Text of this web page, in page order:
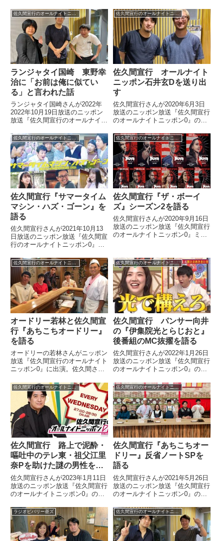
槙尾さんについて話していまし
た。
れに付随して発生するテレビ局の
番組枠の空きについて話していま
した。（佐久間宣行）東京オリン
ピックが延期になりまして...
佐久間宣行のオールナイトニッポン0
ランジャタイ国崎 東野幸
治に「お前は俺に似てい
る」と言われた話
ランジャタイ国崎さんが2022年
2022年10月19日放送のニッポン
放送『佐久間宣行のオールナイト
から「お前は俺に似ている」と言
われた話を紹介していました。
佐久間宣行のオールナイトニッポン0
佐久間宣行 オールナイト
ニッポン石井玄Dを送り出
す
佐久間宣行さんが2020年6月3日
放送のニッポン放送『佐久間宣行
のオールナイトニッポン0』の中
井玄ディレクターを送り出してい
ました。（佐久間宣行）特番時代
から担当をしてくれていた石井く
んが今週で番組を卒業すると...
佐久間宣行のオールナイトニッポン0
佐久間宣行『サマータイム
マシン・ハズ・ゴーン』を
語る
佐久間宣行さんが2021年10月13
日放送のニッポン放送『佐久間宣
行のオールナイトニッポン0』の
ン・ハズ・ゴーン』を紹介してい
ました。
佐久間宣行のオールナイトニッポン0
佐久間宣行『ザ・ボーイ
ズ』シーズン2を語る
佐久間宣行さんが2020年9月16日
放送のニッポン放送『佐久間宣行
のオールナイトニッポン0』ミク
『ザ・ボーイズ』シーズン2につ
いて話していました。THE
BOYS シーズン2、追い...
オードリー若林と佐久間宣
行『あちこちオードリー』
を語る
オードリーの若林さんがニッポン
放送『佐久間宣行のオールナイト
ニッポン0』に出演。佐久間さん
て話していました。【佐久間宣行
のオールナイトニッポン0】前回
の放送は #オードリー の #若林正
恭 さんが来てくれました...
佐久間宣行のオールナイトニッポン0
佐久間宣行 パンサー向井
の『伊集院光とらじおと』
後番組のMC抜擢を語る
佐久間宣行さんが2022年1月26日
放送のニッポン放送『佐久間宣行
のオールナイトニッポン0』の中
『伊集院光とらじおと』の後継番
組のMCに就任することについて
話していました。
佐久間宣行のオールナイトニッポン0
佐久間宣行 路上で泥酔・
嘔吐中のテレ東・祖父江里
奈Pを助けた謎の男性を語
る
佐久間宣行さんが2023年1月11日
放送のニッポン放送『佐久間宣行
のオールナイトニッポン0』の中
から聞いた、泥酔して路上で嘔吐
中に謎の男性に助けられたという
話を紹介していました。
佐久間宣行のオールナイトニッポン0
佐久間宣行『あちこちオー
ドリー』反省ノートSPを
語る
佐久間宣行さんが2021年5月26日
放送のニッポン放送『佐久間宣行
のオールナイトニッポン0』の中
ードリー』の「中堅から若手まで
の反省ノート見てみようSP！」
について話していました。
ラジオビバリー昼ズ